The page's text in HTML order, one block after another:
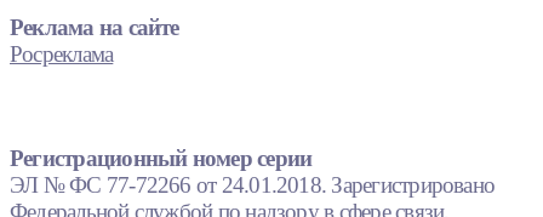
Реклама на сайте
Росреклама
Регистрационный номер серии
ЭЛ № ФС 77-72266 от 24.01.2018. Зарегистрировано